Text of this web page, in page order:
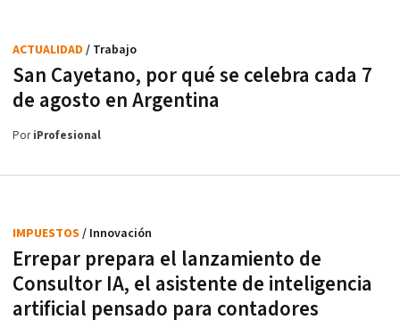
San Cayetano, por qué se celebra cada 7
de agosto en Argentina
ACTUALIDAD / Trabajo
PoriProfesional
Errepar prepara el lanzamiento de
Consultor IA, el asistente de inteligencia
artificial pensado para contadores
IMPUESTOS / Innovación